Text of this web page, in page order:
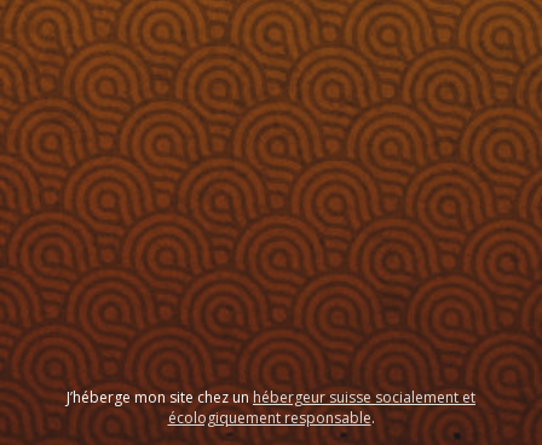
J’héberge mon site chez unhébergeur suisse socialement et
écologiquement responsable.